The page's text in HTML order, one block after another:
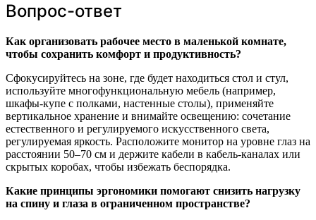
Вопрос-ответ
Как организовать рабочее место в маленькой комнате,
чтобы сохранить комфорт и продуктивность?
Сфокусируйтесь на зоне, где будет находиться стол и стул,
используйте многофункциональную мебель (например,
шкафы-купе с полками, настенные столы), применяйте
вертикальное хранение и внимайте освещению: сочетание
естественного и регулируемого искусственного света,
регулируемая яркость. Расположите монитор на уровне глаз на
расстоянии 50–70 см и держите кабели в кабель-каналах или
скрытых коробах, чтобы избежать беспорядка.
Какие принципы эргономики помогают снизить нагрузку
на спину и глаза в ограниченном пространстве?